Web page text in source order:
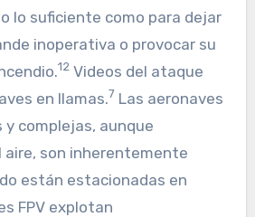
lo suficiente como para dejar
inoperativa o provocar su
12Videos del ataque
en llamas.7 Las aeronaves
complejas, aunque
aire, son inherentemente
están estacionadas en
FPV explotan